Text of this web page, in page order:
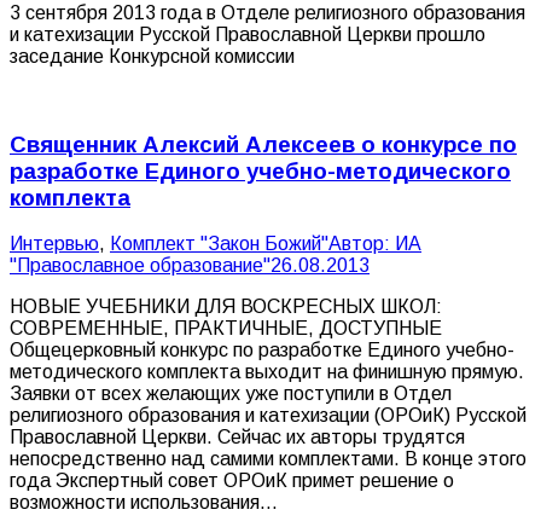
3 сентября 2013 года в Отделе религиозного образования
и катехизации Русской Православной Церкви прошло
заседание Конкурсной комиссии
Священник Алексий Алексеев о конкурсе по
разработке Единого учебно-методического
комплекта
Интервью, Комплект "Закон Божий"Автор: ИА
"Православное образование"26.08.2013
НОВЫЕ УЧЕБНИКИ ДЛЯ ВОСКРЕСНЫХ ШКОЛ:
СОВРЕМЕННЫЕ, ПРАКТИЧНЫЕ, ДОСТУПНЫЕ
Общецерковный конкурс по разработке Единого учебно-
методического комплекта выходит на финишную прямую.
Заявки от всех желающих уже поступили в Отдел
религиозного образования и катехизации (ОРОиК) Русской
Православной Церкви. Сейчас их авторы трудятся
непосредственно над самими комплектами. В конце этого
года Экспертный совет ОРОиК примет решение о
возможности использования…